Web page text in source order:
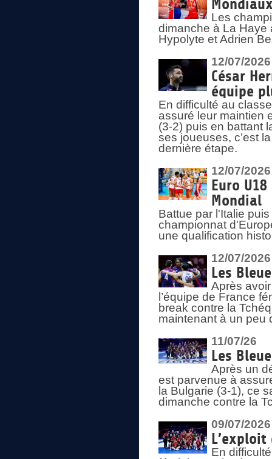
Les
dimanche à La Haye
Hypolyte et Adrien
12/07/2026
César
équipe
En difficulté au
assuré leur maintien
(3-2) puis en battant
ses joueuses, c’est
dernière étape.
12/07/2026
Euro
Mondial
Battue par l'Italie
championnat
une qualification
12/07/2026
Les
Après
l’équipe de France
break contre la
maintenant à un peu
11/07/26
Les
Après un
est parvenue à
la Bulgarie (3-1), ce
dimanche contre la
09/07/2026
En